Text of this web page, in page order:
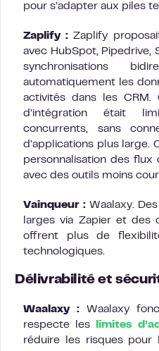
pour s’adapter aux piles
Zaplify : Zaplify
avec HubSpot, Pipedrive,
synchronisations
automatiquement les
activités dans les CRM.
d’intégration était
concurrents, sans
d’applications plus large.
personnalisation des flux
avec des outils moins
Vainqueur : Waalaxy.
larges via Zapier et des
offrent plus de
technologiques.
Délivrabilité et
Waalaxy :Waalaxy
respecte les
limites
réduire les risques